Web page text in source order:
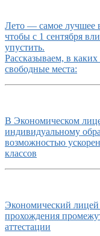
Лето — самое лучшее
чтобы с 1 сентября
упустить.
Рассказываем, в
свободные места:
В Экономическом
индивидуальному
возможностью
классов
Экономический
прохождения
аттестации